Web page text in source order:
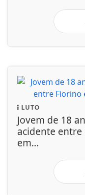
LUTO
Jovem de 18
acidente
em...